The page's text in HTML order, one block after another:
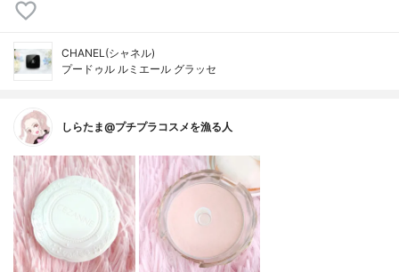
CHANEL(シャネル)
プードゥル ルミエール グラッセ
しらたま@プチプラコスメを漁る人